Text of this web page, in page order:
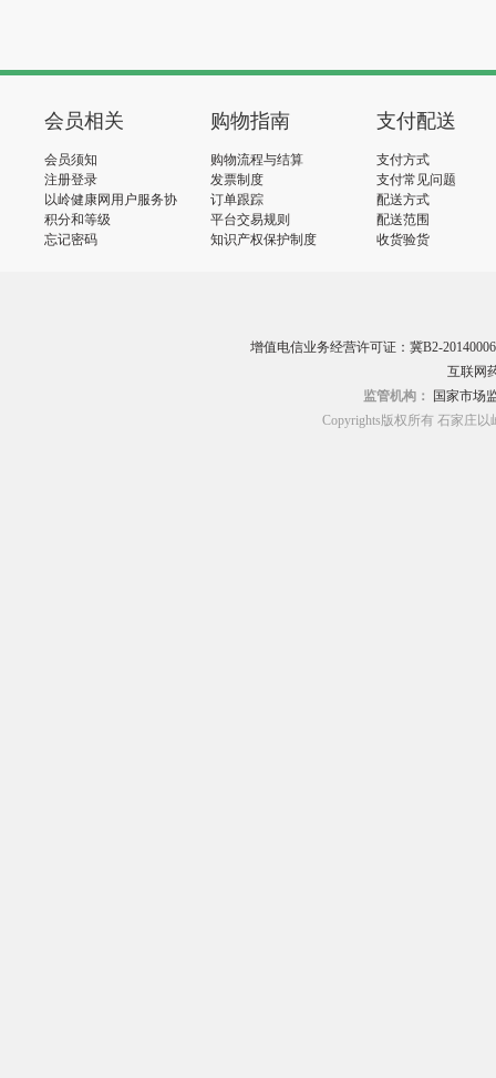
会员相关
会员须知
注册登录
以岭健康网用户服务协
议
积分和等级
忘记密码
购物指南
购物流程与结算
发票制度
订单跟踪
平台交易规则
知识产权保护制度
支付配送
支付方式
支付常见问题
配送方式
配送范围
收货验货
增值电信业务经营许可证：冀B2-20140006
互联网
监管机构：
国家市场
Copyrights版权所有 石家庄